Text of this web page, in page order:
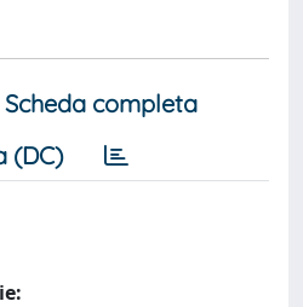
Scheda completa
(DC)